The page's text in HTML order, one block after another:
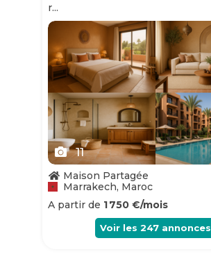
r...
Slide 1 of 11
11
Maison Partagée
Marrakech, Maroc
A partir de 1 750 €/mois
Voir les 247 annonces